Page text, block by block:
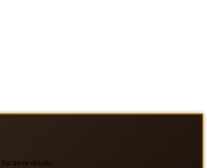
for more details.